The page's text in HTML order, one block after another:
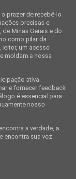
prazer de recebê-lo
precisas e
Minas Gerais e do
como pilar da
um acesso
moldam a nossa
ativa.
e fornecer feedback
é essencial para
nosso
a verdade, a
encontra sua voz.